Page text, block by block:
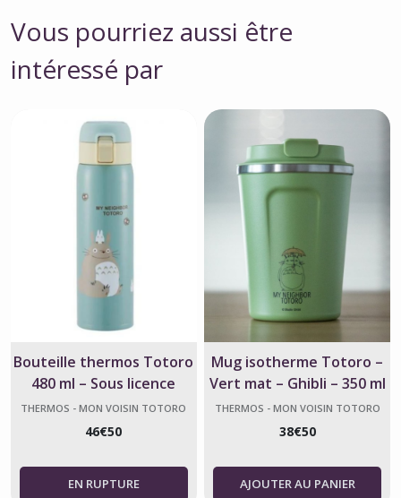
Vous pourriez aussi être
intéressé par
Bouteille thermos Totoro
480 ml – Sous licence
Studio Ghibli
THERMOS - MON VOISIN TOTORO
46€50
Mug isotherme Totoro –
Vert mat – Ghibli – 350 ml
THERMOS - MON VOISIN TOTORO
38€50
AJOUTER AU PANIER